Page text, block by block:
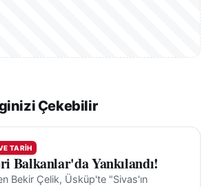
Çekebilir
TARIH
Balkanlar'da Yankılandı!
Bekir Çelik, Üsküp'te "Sivas'ın